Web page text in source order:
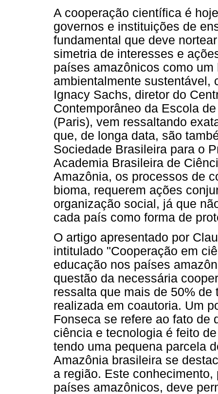
A cooperação científica é
governos e instituições de
fundamental que deve
simetria de interesses e
países amazônicos como
ambientalmente sustentável,
Ignacy Sachs, diretor do
Contemporâneo da Escola
(Paris), vem ressaltando
que, de longa data, são
Sociedade Brasileira para o
Academia Brasileira de
Amazônia, os processos de
bioma, requerem ações
organização social, já que
cada país como forma de
O artigo apresentado por
intitulado "Cooperação em
educação nos países
questão da necessária
ressalta que mais de 50%
realizada em coautoria. Um
Fonseca se refere ao fato de
ciência e tecnologia é feito
tendo uma pequena parcela
Amazônia brasileira se
a região. Este
países amazônicos, deve